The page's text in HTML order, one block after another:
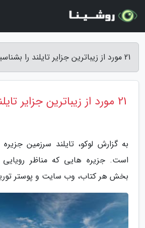
21 مورد از زیباترین جزایر تایلند را بشناسید - لوکو
21 مورد از زیباترین جزایر تایلند را بشناسید
به گزارش لوکو، تایلند سرزمین
است. جزیره هایی که مناظر
بخش هر کتاب، وب سایت و پوستر